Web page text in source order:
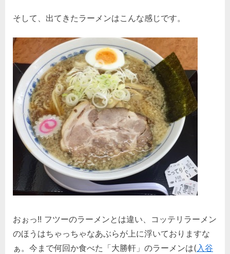
そして、出てきたラーメンはこんな感じです。
おぉっ!! フツーのラーメンとは違い、コッテリラーメン
のほうはちゃっちゃなあぶらが上に浮いておりますな
ぁ。今まで何回か食べた「大勝軒」のラーメンは(入谷